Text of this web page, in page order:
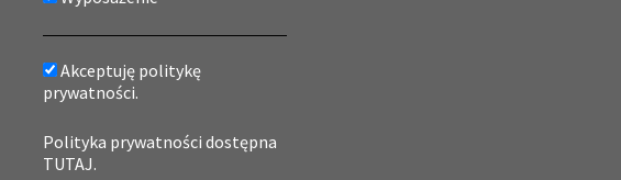
Akceptuję politykę
prywatności.
Polityka prywatności dostępna
TUTAJ.